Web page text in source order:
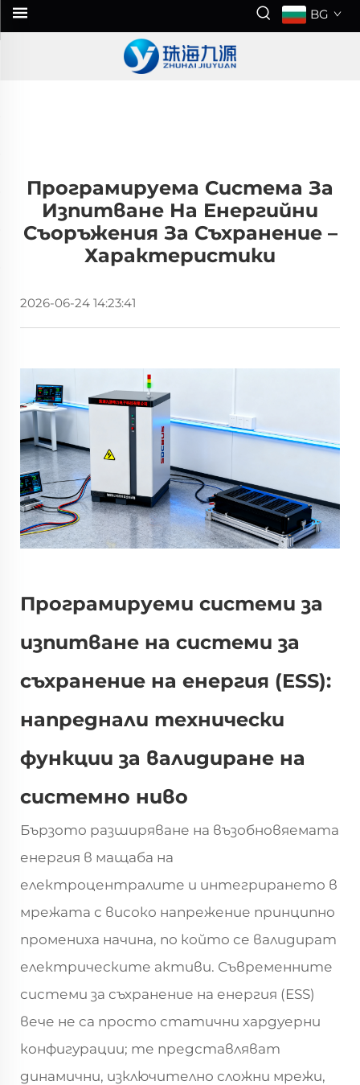
BG
Програмируема Система За
Изпитване На Енергийни
Съоръжения За Съхранение –
Характеристики
2026-06-24 14:23:41
Програмируеми системи за
изпитване на системи за
съхранение на енергия (ESS):
напреднали технически
функции за валидиране на
системно ниво
Бързото разширяване на възобновяемата
енергия в мащаба на
електроцентралите и интегрирането в
мрежата с високо напрежение принципно
промениха начина, по който се валидират
електрическите активи. Съвременните
системи за съхранение на енергия (ESS)
вече не са просто статични хардуерни
конфигурации; те представляват
динамични, изключително сложни мрежи,